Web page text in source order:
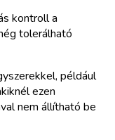
kontroll a
tolerálható
például
ezen
nem állítható be